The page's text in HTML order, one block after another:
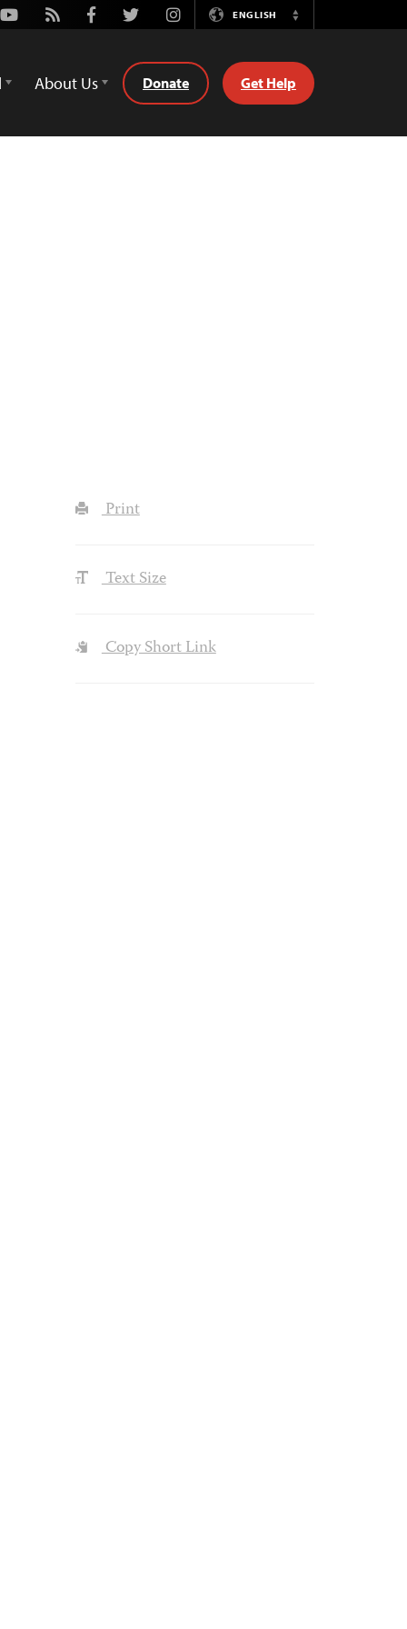
Youtube
Rss FacebookTwitterInstagramENGLISH
Switch
About Us Donate Get Help
Print
Text Size
Copy Short Link